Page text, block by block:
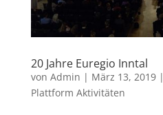
20 Jahre Euregio Inntal
von Admin | März 13, 2019|
Plattform Aktivitäten